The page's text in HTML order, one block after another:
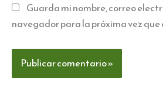
Guarda mi nombre, correo
navegador para la próxima vez